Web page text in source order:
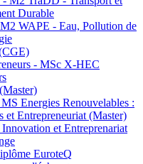
Durable
WAPE - Eau, Pollution de
- MSc X-HEC
Energies Renouvelables :
et Entrepreneuriat (Master)
et Entreprenariat
EuroteQ